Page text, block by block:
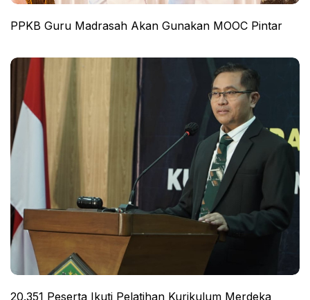
PPKB Guru Madrasah Akan Gunakan MOOC Pintar
20.351 Peserta Ikuti Pelatihan Kurikulum Merdeka